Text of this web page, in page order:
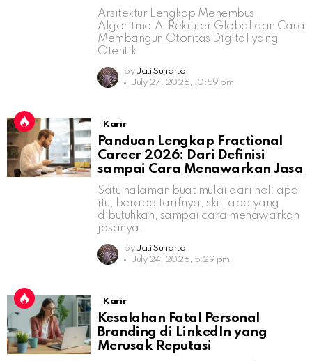
Arsitektur Lengkap Menembus
Algoritma AI Rekruter Global dan Cara
Membangun Otoritas Digital yang
Otentik
by Jati Sunarto
July 27, 2026, 10:59 pm
Karir
Panduan Lengkap Fractional
Career 2026: Dari Definisi
sampai Cara Menawarkan Jasa
Satu halaman buat mulai dari nol: apa
itu, berapa tarifnya, skill apa yang
dibutuhkan, sampai cara menawarkan
jasanya.
by Jati Sunarto
July 24, 2026, 5:29 pm
Karir
Kesalahan Fatal Personal
Branding di LinkedIn yang
Merusak Reputasi